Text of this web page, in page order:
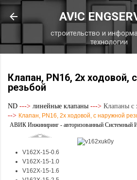
К основному
AV!C
строительство и
технологии
Клапан, PN16, 2х ходовой,
резьбой
ND ---> линейные клапаны ---> Клапаны с
--> Клапан, PN16, 2х ходовой, с наружной
АВИК Инжиниринг - авторизованный Системный
V162X-15-0.6
V162X-15-1.0
V162X-15-1.6